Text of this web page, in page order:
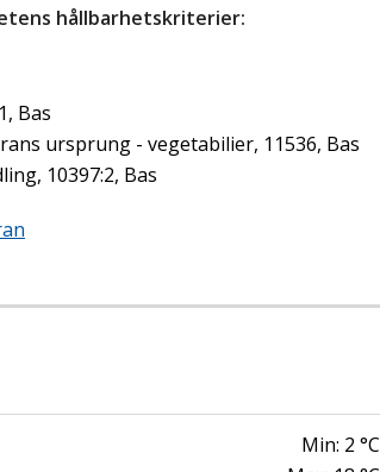
hållbarhetskriterier:
Bas
ursprung - vegetabilier, 11536, Bas
10397:2, Bas
Min: 2 °C